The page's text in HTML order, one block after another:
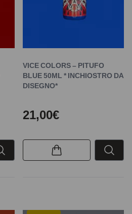
VICE COLORS – PITUFO
BLUE 50ML * INCHIOSTRO DA
DISEGNO*
21,00€